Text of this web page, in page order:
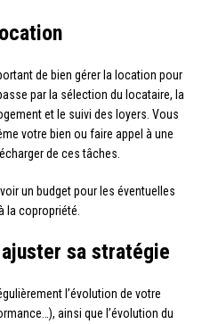
de bien gérer la location pour
par la sélection du locataire, la
et le suivi des loyers. Vous
votre bien ou faire appel à une
de ces tâches.
un budget pour les éventuelles
la copropriété.
sa stratégie
l’évolution de votre
ainsi que l’évolution du